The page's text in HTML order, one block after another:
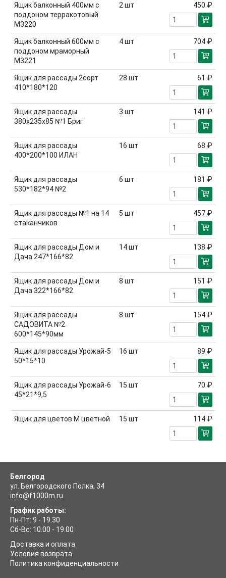
Ящик балконный 400мм с
поддоном терракотовый
М3220
2 шт 450 ₽
Ящик балконный 600мм с
поддоном мраморный
М3221
4шт 704 ₽
Ящик для рассады 2сорт
410*180*120
28 шт 61 ₽
Ящик для рассады
380х235х85 №1 Бриг
3 шт 141 ₽
Ящик для рассады
400*200*100 ИЛАН
16 шт 68 ₽
Ящик для рассады
530*182*94 №2
6 шт 181 ₽
Ящик для рассады №1 на 14
стаканчиков
5 шт 457 ₽
Ящик для рассады Дом и
Дача 247*166*82
14шт 138 ₽
Ящик для рассады Дом и
Дача 322*166*82
8 шт 151 ₽
Ящик для рассады
САДОВИТА №2
600*145*90мм
8 шт 154 ₽
Ящик для рассады Урожай-5
50*15*10
16 шт 89 ₽
Ящик для рассады Урожай-6
45*21*9,5
15 шт 70 ₽
Ящик для цветов М цветной 15 шт 114 ₽
Белгород
ул. Белгородского Полка, 34
info@f1000m.ru
График работы:
Пн-Пт: 9 - 19.30
Сб-Вс: 10.00 - 19.00
Доставка и оплата
Условия возврата
Политика конфиденциальности